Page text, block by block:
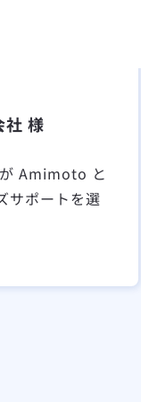
社 様
Amimoto と
サポートを選